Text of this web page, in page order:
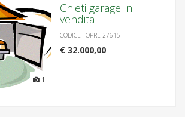
1
Chieti garage in
vendita
CODICE TOPRE 27615
€ 32.000,00